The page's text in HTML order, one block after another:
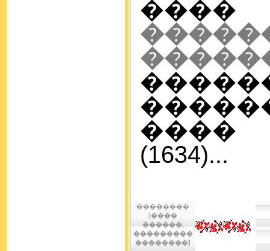
����
(1634)...
��������
[����
������,
���������
��������]